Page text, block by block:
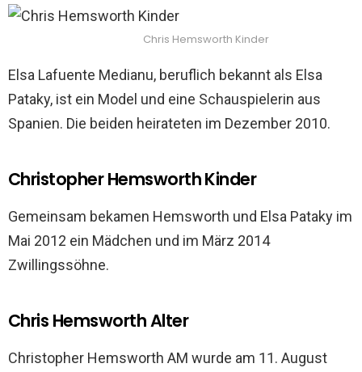
Chris Hemsworth Kinder
Elsa Lafuente Medianu, beruflich bekannt als Elsa
Pataky, ist ein Model und eine Schauspielerin aus
Spanien. Die beiden heirateten im Dezember 2010.
Christopher Hemsworth Kinder
Gemeinsam bekamen Hemsworth und Elsa Pataky im
Mai 2012 ein Mädchen und im März 2014
Zwillingssöhne.
Chris Hemsworth Alter
Christopher Hemsworth AM wurde am 11. August